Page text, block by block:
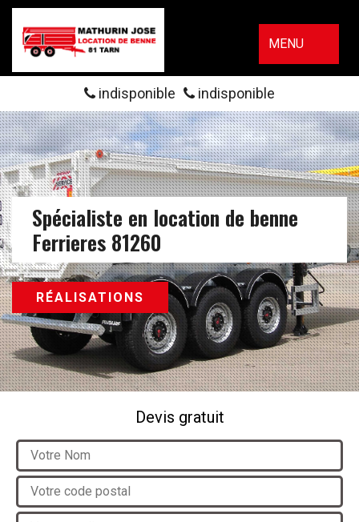
MENU
indisponible indisponible
Spécialiste en location de benne
Ferrieres 81260
RÉALISATIONS
Devis gratuit